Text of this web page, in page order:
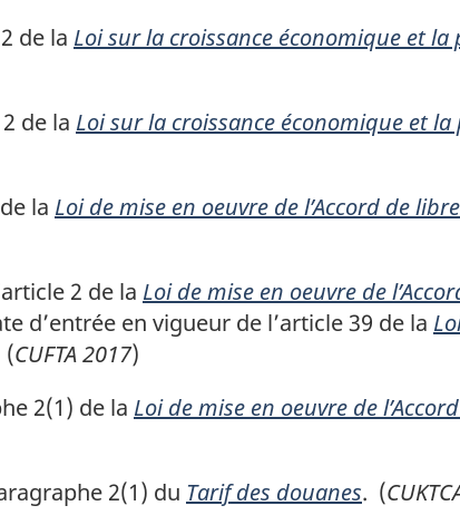
de la Loi sur la croissance économique et
de la Loi sur la croissance économique et
la Loi de mise en oeuvre de l’Accord de
2 de la Loi de mise en oeuvre de
d’entrée en vigueur de l’article 39 de la
CUFTA 2017)
2(1) de la Loi de mise en oeuvre de
2(1) du Tarif des douanes. (